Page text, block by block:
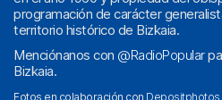
programación de carácter
territorio histórico de Bizkaia.
Menciónanos con @RadioPopular
Bizkaia.
Fotos en colaboración con Depositphotos